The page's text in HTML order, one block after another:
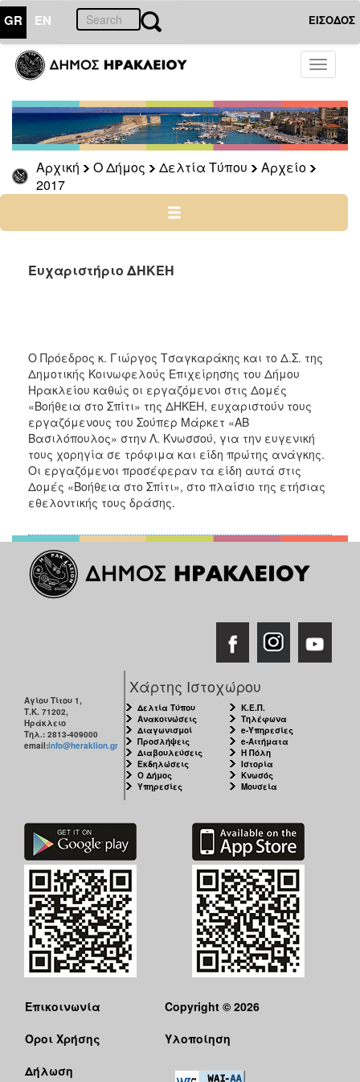
GR EN ΕΙΣΟΔΟΣ
Toggle
Αρχική Ο Δήμος Δελτία Τύπου
Αρχείο
2017
ΔΗΜΟΣ
Δελτία
Τύπου
Αρχείο
2026
2025
2022
2018
2017
2016
2015
2013
2012
2011
2010
2006
ΠΟΛΙΤΙΣΜΟΣ
ΑΝΘΕΚΤΙΚΗ
ΠΟΛΗ
Ευχαριστήριο ΔΗΚΕΗ
Ο Πρόεδρος κ. Γιώργος Τσαγκαράκης και το Δ.Σ. της
Δημοτικής Κοινωφελούς Επιχείρησης του Δήμου
Ηρακλείου καθώς οι εργαζόμενοι στις Δομές
«Βοήθεια στο Σπίτι» της ΔΗΚΕΗ, ευχαριστούν τους
εργαζόμενους του Σούπερ Μάρκετ «ΑΒ
Βασιλόπουλος» στην Λ. Κνωσσού, για την ευγενική
τους χορηγία σε τρόφιμα και είδη πρώτης ανάγκης.
Οι εργαζόμενοι προσέφεραν τα είδη αυτά στις
Δομές «Βοήθεια στο Σπίτι», στο πλαίσιο της ετήσιας
εθελοντικής τους δράσης.
Αγίου Τίτου 1,
Τ.Κ. 71202,
Ηράκλειο
Τηλ.: 2813-409000
email:info@heraklion.gr
Χάρτης Ιστοχώρου
Δελτία Τύπου
Ανακοινώσεις
Διαγωνισμοί
Προσλήψεις
Διαβουλεύσεις
Εκδηλώσεις
Ο Δήμος
Υπηρεσίες
Κ.Ε.Π.
Τηλέφωνα
e-Υπηρεσίες
e-Αιτήματα
Η Πόλη
Ιστορία
Κνωσός
Μουσεία
Επικοινωνία
Όροι Χρήσης
Δήλωση
Copyright © 2026
Υλοποίηση